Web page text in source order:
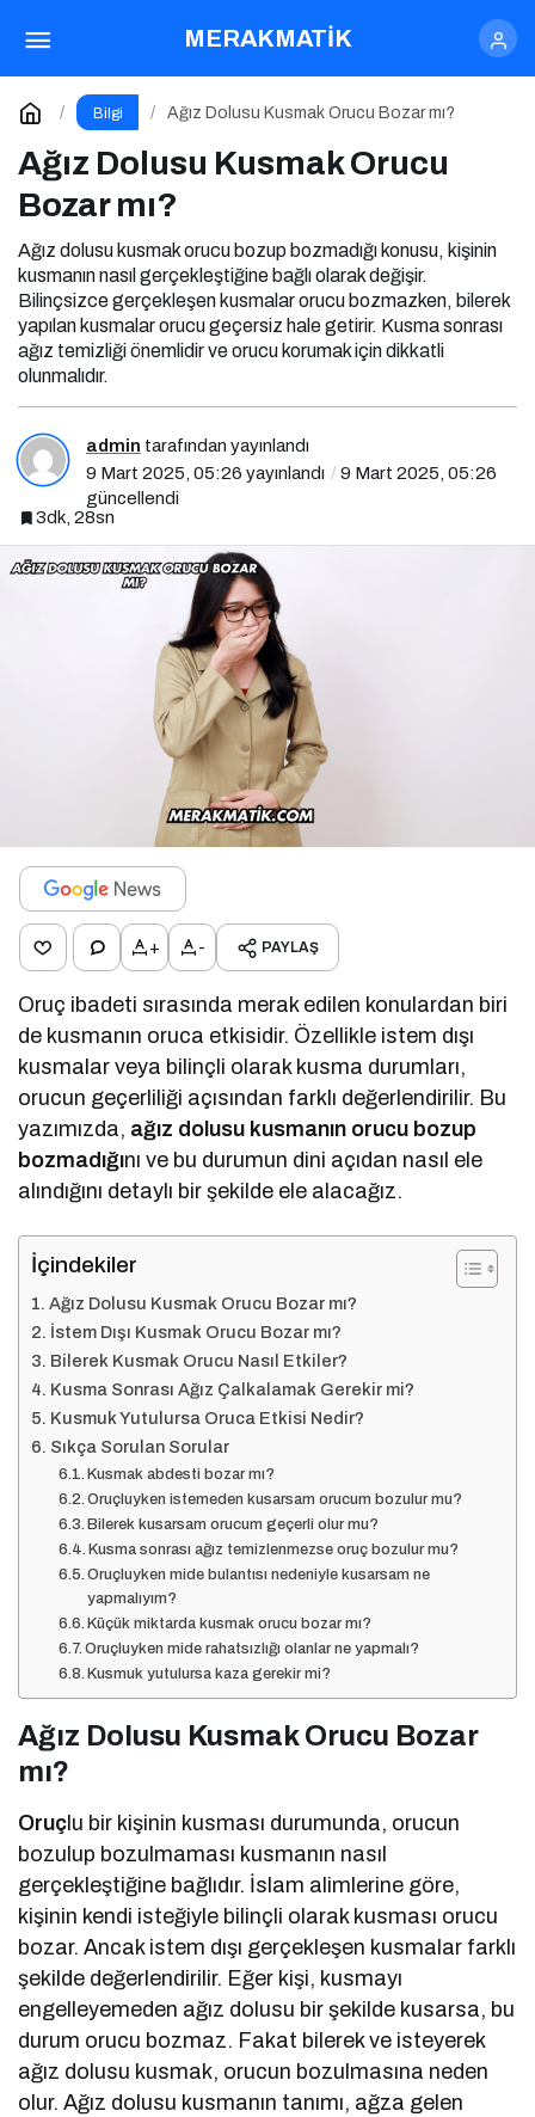
MERAKMATİK
Bilgi Ağız Dolusu Kusmak Orucu Bozar mı?
Ağız Dolusu Kusmak Orucu
Bozar mı?
Ağız dolusu kusmak orucu bozup bozmadığı konusu, kişinin
kusmanın nasıl gerçekleştiğine bağlı olarak değişir.
Bilinçsizce gerçekleşen kusmalar orucu bozmazken, bilerek
yapılan kusmalar orucu geçersiz hale getirir. Kusma sonrası
ağız temizliği önemlidir ve orucu korumak için dikkatli
olunmalıdır.
admin tarafından yayınlandı
9 Mart 2025, 05:26 yayınlandı
9 Mart 2025, 05:26
güncellendi
3dk, 28sn
+ - PAYLAŞ
Oruç ibadeti sırasında merak edilen konulardan biri
de kusmanın oruca etkisidir. Özellikle istem dışı
kusmalar veya bilinçli olarak kusma durumları,
orucun geçerliliği açısından farklı değerlendirilir. Bu
yazımızda, ağız dolusu kusmanın orucu bozup
bozmadığını ve bu durumun dini açıdan nasıl ele
alındığını detaylı bir şekilde ele alacağız.
İçindekiler
Ağız Dolusu Kusmak Orucu Bozar mı?
İstem Dışı Kusmak Orucu Bozar mı?
Bilerek Kusmak Orucu Nasıl Etkiler?
Kusma Sonrası Ağız Çalkalamak Gerekir mi?
Kusmuk Yutulursa Oruca Etkisi Nedir?
Sıkça Sorulan Sorular
Kusmak abdesti bozar mı?
Oruçluyken istemeden kusarsam orucum bozulur mu?
Bilerek kusarsam orucum geçerli olur mu?
Kusma sonrası ağız temizlenmezse oruç bozulur mu?
Oruçluyken mide bulantısı nedeniyle kusarsam ne
yapmalıyım?
Küçük miktarda kusmak orucu bozar mı?
Oruçluyken mide rahatsızlığı olanlar ne yapmalı?
Kusmuk yutulursa kaza gerekir mi?
Ağız Dolusu Kusmak Orucu Bozar
mı?
Oruç lu bir kişinin kusması durumunda, orucun
bozulup bozulmaması kusmanın nasıl
gerçekleştiğine bağlıdır. İslam alimlerine göre,
kişinin kendi isteğiyle bilinçli olarak kusması orucu
bozar. Ancak istem dışı gerçekleşen kusmalar farklı
şekilde değerlendirilir. Eğer kişi, kusmayı
engelleyemeden ağız dolusu bir şekilde kusarsa, bu
durum orucu bozmaz. Fakat bilerek ve isteyerek
ağız dolusu kusmak, orucun bozulmasına neden
olur. Ağız dolusu kusmanın tanımı, ağza gelen
Ağız Dolusu Kusmak Orucu Bozar mı?
Yorum Yap